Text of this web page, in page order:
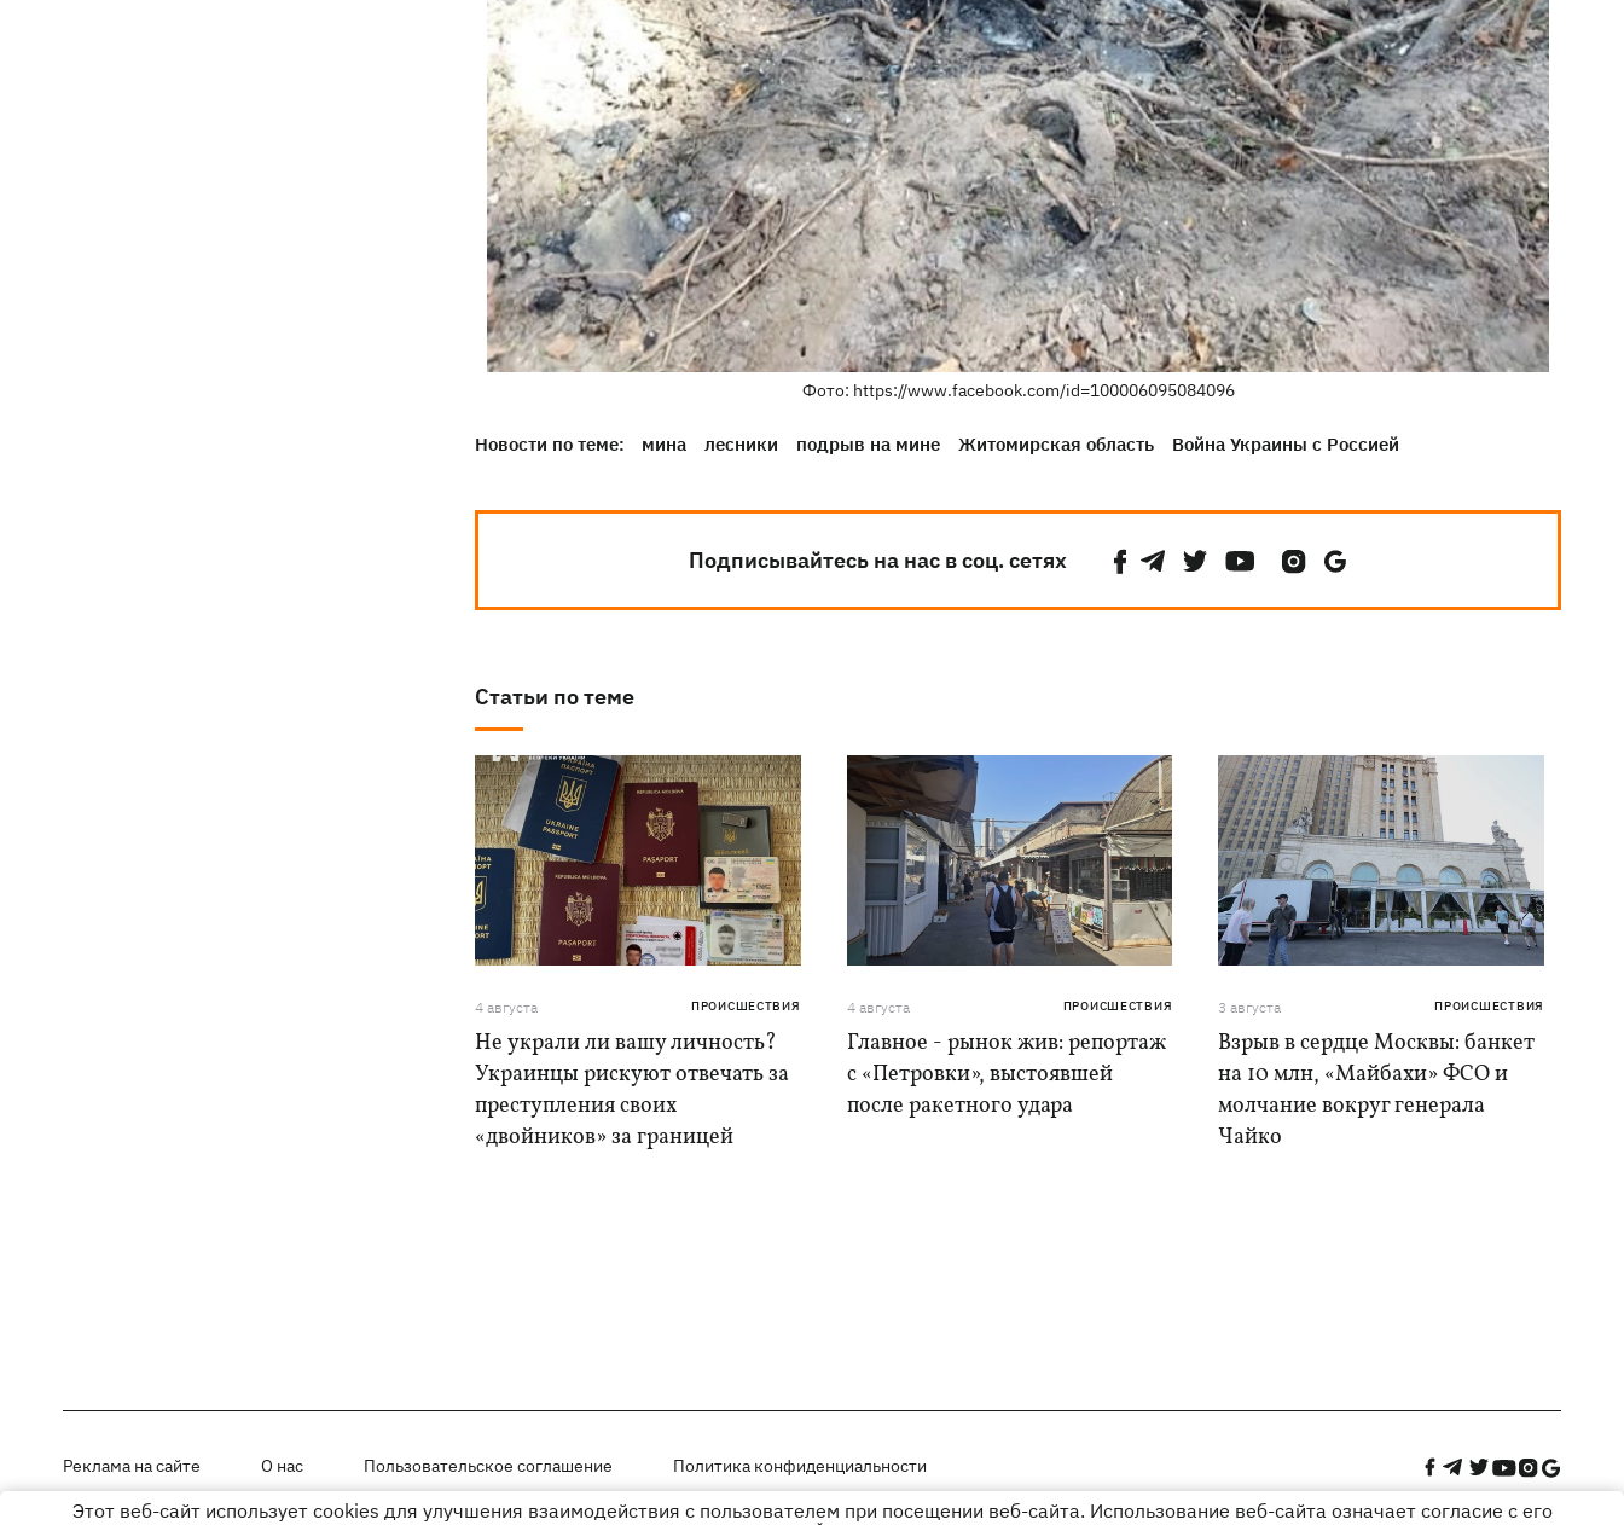
Фото: https://www.facebook.com/id=100006095084096
Новости по теме: мина лесники подрыв на мине Житомирская область Война Украины с Россией
Подписывайтесь на нас в соц. сетях
Статьи по теме
4 августа ПРОИСШЕСТВИЯ
Не украли ли вашу личность?
Украинцы рискуют отвечать за
преступления своих
«двойников» за границей
4 августа ПРОИСШЕСТВИЯ
Главное - рынок жив: репортаж
с «Петровки», выстоявшей
после ракетного удара
3 августа ПРОИСШЕСТВИЯ
Взрыв в сердце Москвы: банкет
на 10 млн, «Майбахи» ФСО и
молчание вокруг генерала
Чайко
Реклама на сайте О нас Пользовательское соглашение Политика конфиденциальности
Материалы под рубриками «Новости компании», «PR» и «Факт» размещены на правах рекламы
Этот веб-сайт использует cookies для улучшения взаимодействия с пользователем при посещении веб-сайта. Использование веб-сайта означает согласие с его